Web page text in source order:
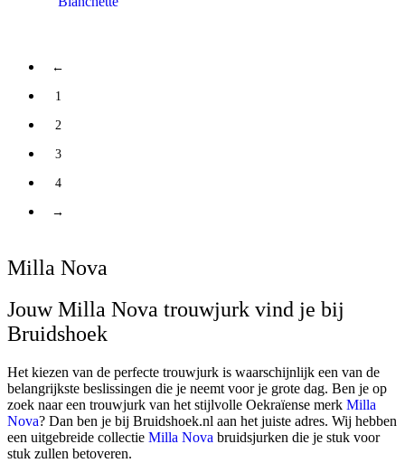
←
1
2
3
4
→
Milla Nova
Jouw Milla Nova trouwjurk vind je bij
Bruidshoek
Het kiezen van de perfecte trouwjurk is waarschijnlijk een van de
belangrijkste beslissingen die je neemt voor je grote dag. Ben je op
zoek naar een trouwjurk van het stijlvolle Oekraïense merk Milla
Nova? Dan ben je bij Bruidshoek.nl aan het juiste adres. Wij hebben
een uitgebreide collectie Milla Nova bruidsjurken die je stuk voor
stuk zullen betoveren.